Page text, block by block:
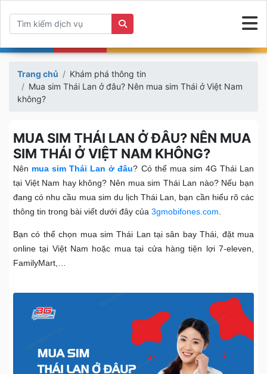
Trang chủ
Khám phá thông tin
Mua sim Thái Lan ở đâu? Nên mua sim Thái ở Việt Nam
không?
MUA SIM THÁI LAN Ở ĐÂU? NÊN MUA
SIM THÁI Ở VIỆT NAM KHÔNG?
Nên mua sim Thái Lan ở đâu? Có thể mua sim 4G Thái Lan
tại Việt Nam hay không? Nên mua sim Thái Lan nào? Nếu bạn
đang có nhu cầu mua sim du lịch Thái Lan, bạn cần hiểu rõ các
thông tin trong bài viết dưới đây của 3gmobifones.com
Bạn có thể chọn mua sim Thái Lan tại sân bay Thái, đặt mua
online tại Việt Nam hoặc mua tại cửa hàng tiện lợi 7-eleven,
FamilyMart,…